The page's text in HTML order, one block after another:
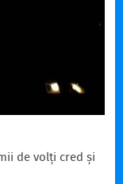
de volți cred și